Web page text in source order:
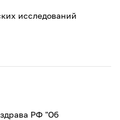
исследований
РФ "Об